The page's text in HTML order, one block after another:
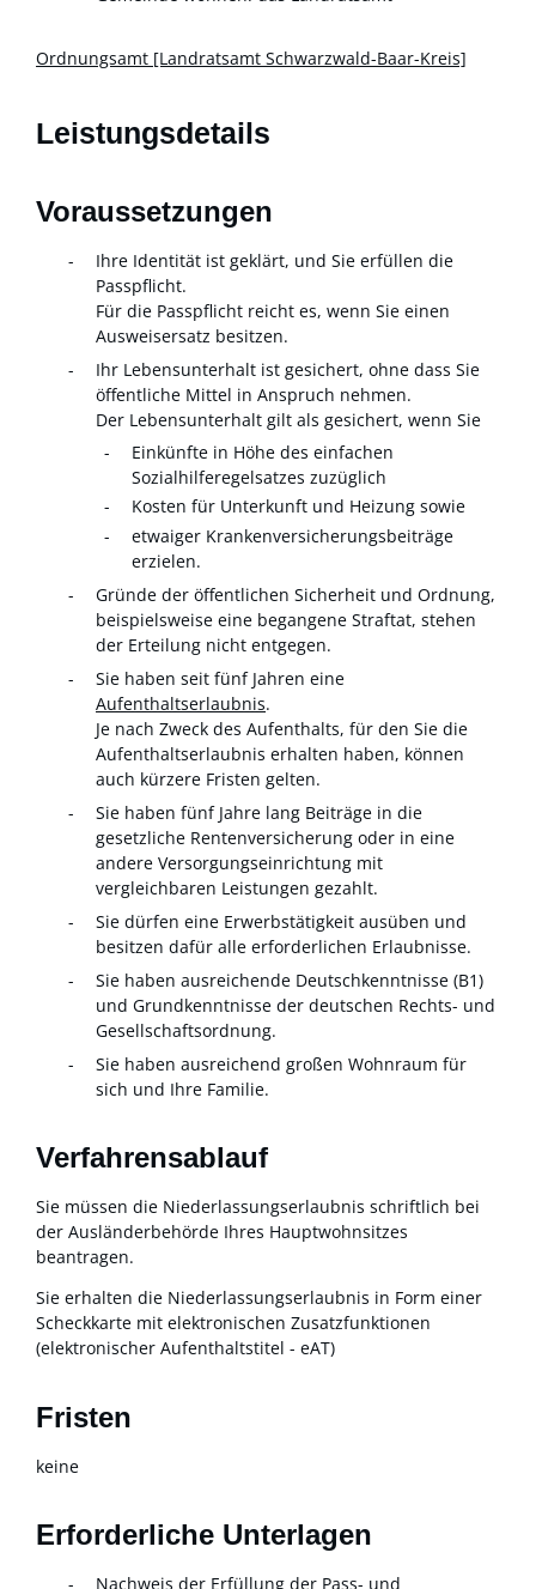
Ordnungsamt [Landratsamt Schwarzwald-Baar-Kreis]
Leistungsdetails
Voraussetzungen
Ihre Identität ist geklärt, und Sie erfüllen die
Passpflicht.
Für die Passpflicht reicht es, wenn Sie einen
Ausweisersatz besitzen.
Ihr Lebensunterhalt ist gesichert, ohne dass Sie
öffentliche Mittel in Anspruch nehmen.
Der Lebensunterhalt gilt als gesichert, wenn Sie
Einkünfte in Höhe des einfachen
Sozialhilferegelsatzes zuzüglich
Kosten für Unterkunft und Heizung sowie
etwaiger Krankenversicherungsbeiträge
erzielen.
Gründe der öffentlichen Sicherheit und Ordnung,
beispielsweise eine begangene Straftat, stehen
der Erteilung nicht entgegen.
Sie haben seit fünf Jahren eine
Aufenthaltserlaubnis.
Je nach Zweck des Aufenthalts, für den Sie die
Aufenthaltserlaubnis erhalten haben, können
auch kürzere Fristen gelten.
Sie haben fünf Jahre lang Beiträge in die
gesetzliche Rentenversicherung oder in eine
andere Versorgungseinrichtung mit
vergleichbaren Leistungen gezahlt.
Sie dürfen eine Erwerbstätigkeit ausüben und
besitzen dafür alle erforderlichen Erlaubnisse.
Sie haben ausreichende Deutschkenntnisse (B1)
und Grundkenntnisse der deutschen Rechts- und
Gesellschaftsordnung.
Sie haben ausreichend großen Wohnraum für
sich und Ihre Familie.
Verfahrensablauf
Sie müssen die Niederlassungserlaubnis schriftlich bei
der Ausländerbehörde Ihres Hauptwohnsitzes
beantragen.
Sie erhalten die Niederlassungserlaubnis in Form einer
Scheckkarte mit elektronischen Zusatzfunktionen
(elektronischer Aufenthaltstitel - eAT)
Fristen
keine
Erforderliche Unterlagen
Nachweis der Erfüllung der Pass- und